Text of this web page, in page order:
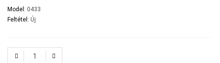
Model: 0433
Feltétel: Új